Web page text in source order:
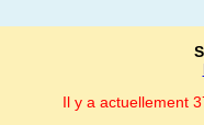
Il y a actuellement